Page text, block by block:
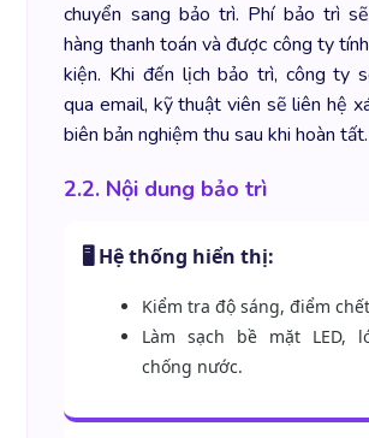
chuyển sang bảo trì. Phí bảo trì
hàng thanh toán và được công ty
kiện. Khi đến lịch bảo trì, công ty
qua email, kỹ thuật viên sẽ liên hệ
biên bản nghiệm thu sau khi hoàn tất.
2.2. Nội dung bảo trì
🖥️ Hệ thống hiển thị:
Kiểm tra độ sáng, điểm
Làm sạch bề mặt LED,
chống nước.